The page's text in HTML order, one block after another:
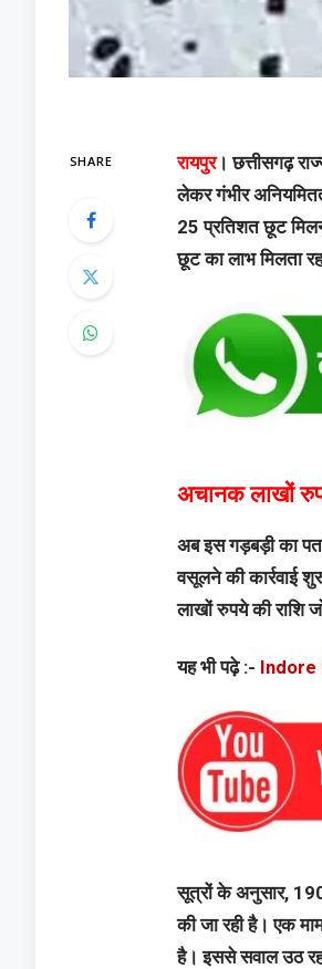
SHARE रायपुर। छत्तीसगढ़
लेकर गंभीर
25 प्रतिशत छूट
छूट का लाभ मिलता
अचानक लाखों
अब इस गड़बड़ी का
वसूलने की कार्रवाई
लाखों रुपये की राशि
यह भी पढ़े :- Indore
सूत्रों के अनुसार,
की जा रही है। एक
है। इससे सवाल उठ